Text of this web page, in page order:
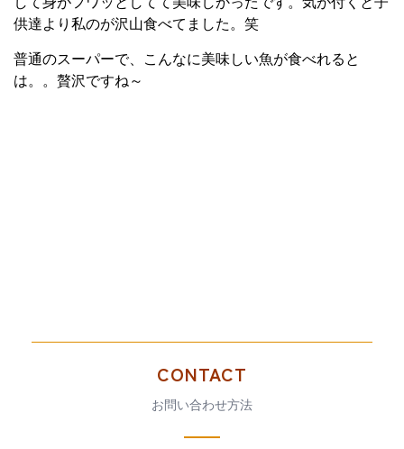
供達より私のが沢山食べてました。笑
普通のスーパーで、こんなに美味しい魚が食べれると
は。。贅沢ですね～
CONTACT
お問い合わせ方法